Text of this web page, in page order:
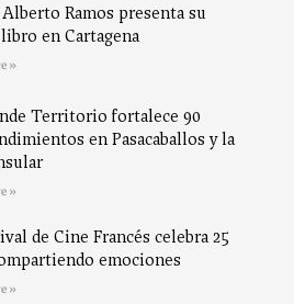
Ramos presenta su
en Cartagena
»
Territorio fortalece 90
en Pasacaballos y la
»
de Cine Francés celebra 25
emociones
»